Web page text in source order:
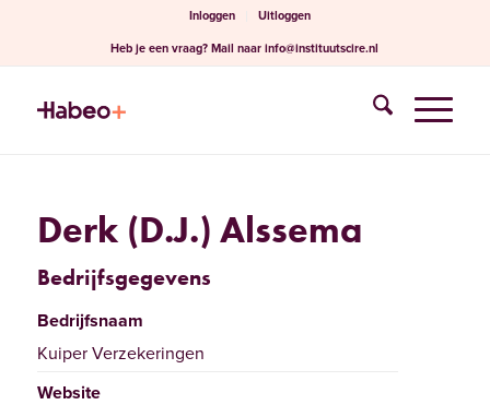
Inloggen Uitloggen
Heb je een vraag? Mail naarinfo@instituutscire.nl
Derk (D.J.) Alssema
Bedrijfsgegevens
Bedrijfsnaam
Kuiper Verzekeringen
Website